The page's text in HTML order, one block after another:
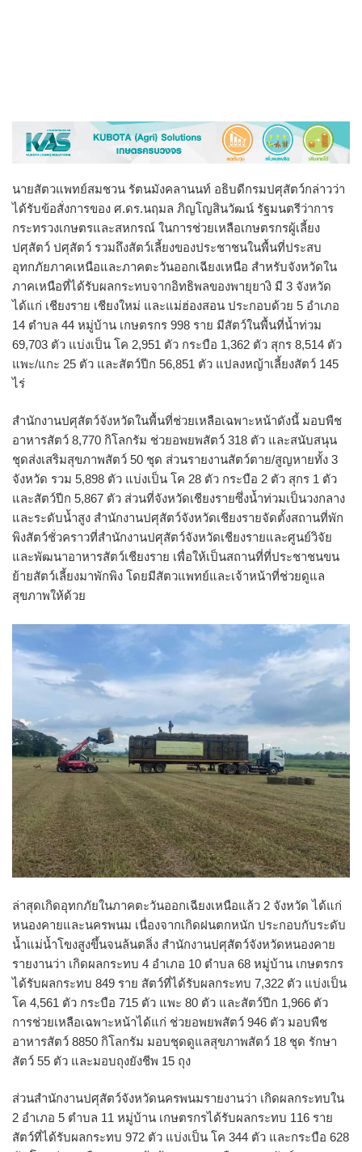
นายสัตวแพทย์สมชวน รัตนมังคลานนท์ อธิบดีกรมปศุสัตว์กล่าวว่า
ได้รับข้อสั่งการของ ศ.ดร.นฤมล ภิญโญสินวัฒน์ รัฐมนตรีว่าการ
กระทรวงเกษตรและสหกรณ์ ในการช่วยเหลือเกษตรกรผู้เลี้ยง
ปศุสัตว์ ปศุสัตว์ รวมถึงสัตว์เลี้ยงของประชาชนในพื้นที่ประสบ
อุทกภัยภาคเหนือและภาคตะวันออกเฉียงเหนือ สำหรับจังหวัดใน
ภาคเหนือที่ได้รับผลกระทบจากอิทธิพลของพายุยางิ มี 3 จังหวัด
ได้แก่ เชียงราย เชียงใหม่ และแม่ฮ่องสอน ประกอบด้วย 5 อำเภอ
14 ตำบล 44 หมู่บ้าน เกษตรกร 998 ราย มีสัตว์ในพื้นที่น้ำท่วม
69,703 ตัว แบ่งเป็น โค 2,951 ตัว กระบือ 1,362 ตัว สุกร 8,514 ตัว
แพะ/แกะ 25 ตัว และสัตว์ปีก 56,851 ตัว แปลงหญ้าเลี้ยงสัตว์ 145
ไร่
สำนักงานปศุสัตว์จังหวัดในพื้นที่ช่วยเหลือเฉพาะหน้าดังนี้ มอบพืช
อาหารสัตว์ 8,770 กิโลกรัม ช่วยอพยพสัตว์ 318 ตัว และสนับสนุน
ชุดส่งเสริมสุขภาพสัตว์ 50 ชุด ส่วนรายงานสัตว์ตาย/สูญหายทั้ง 3
จังหวัด รวม 5,898 ตัว แบ่งเป็น โค 28 ตัว กระบือ 2 ตัว สุกร 1 ตัว
และสัตว์ปีก 5,867 ตัว ส่วนที่จังหวัดเชียงรายซึ่งน้ำท่วมเป็นวงกลาง
และระดับน้ำสูง สำนักงานปศุสัตว์จังหวัดเชียงรายจัดตั้งสถานที่พัก
พิงสัตว์ชั่วคราวที่สำนักงานปศุสัตว์จังหวัดเชียงรายและศูนย์วิจัย
และพัฒนาอาหารสัตว์เชียงราย เพื่อให้เป็นสถานที่ที่ประชาชนขน
ย้ายสัตว์เลี้ยงมาพักพิง โดยมีสัตวแพทย์และเจ้าหน้าที่ช่วยดูแล
สุขภาพให้ด้วย
ล่าสุดเกิดอุทกภัยในภาคตะวันออกเฉียงเหนือแล้ว 2 จังหวัด ได้แก่
หนองคายและนครพนม เนื่องจากเกิดฝนตกหนัก ประกอบกับระดับ
น้ำแม่น้ำโขงสูงขึ้นจนล้นตลิ่ง สำนักงานปศุสัตว์จังหวัดหนองคาย
รายงานว่า เกิดผลกระทบ 4 อำเภอ 10 ตำบล 68 หมู่บ้าน เกษตรกร
ได้รับผลกระทบ 849 ราย สัตว์ที่ได้รับผลกระทบ 7,322 ตัว แบ่งเป็น
โค 4,561 ตัว กระบือ 715 ตัว แพะ 80 ตัว และสัตว์ปีก 1,966 ตัว
การช่วยเหลือเฉพาะหน้าได้แก่ ช่วยอพยพสัตว์ 946 ตัว มอบพืช
อาหารสัตว์ 8850 กิโลกรัม มอบชุดดูแลสุขภาพสัตว์ 18 ชุด รักษา
สัตว์ 55 ตัว และมอบถุงยังชีพ 15 ถุง
ส่วนสำนักงานปศุสัตว์จังหวัดนครพนมรายงานว่า เกิดผลกระทบใน
2 อำเภอ 5 ตำบล 11 หมู่บ้าน เกษตรกรได้รับผลกระทบ 116 ราย
สัตว์ที่ได้รับผลกระทบ 972 ตัว แบ่งเป็น โค 344 ตัว และกระบือ 628